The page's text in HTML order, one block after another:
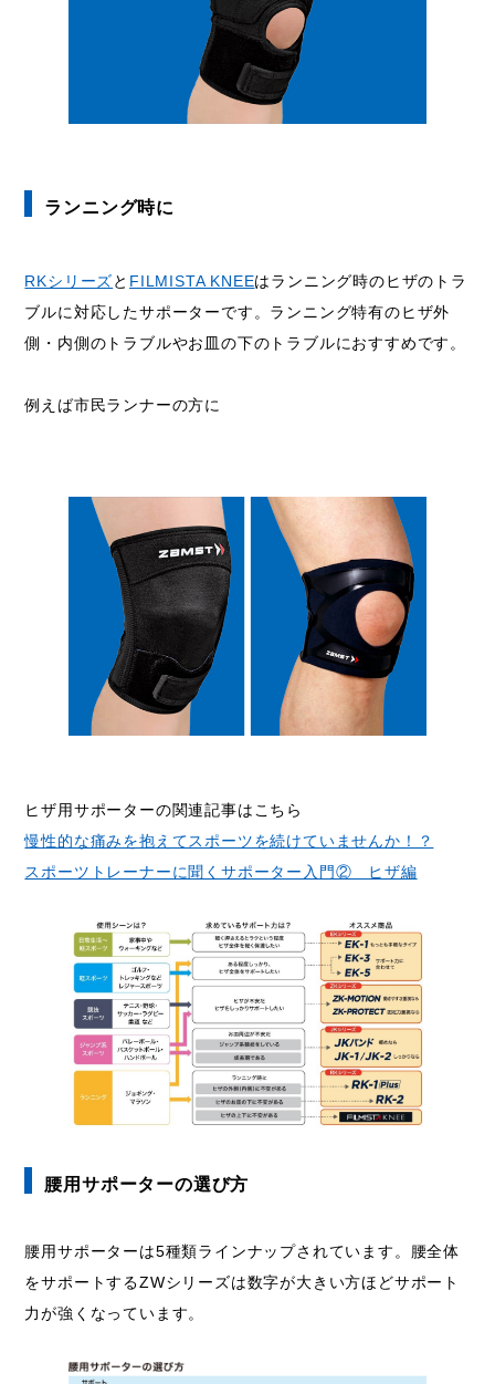
ランニング時に
RKシリーズと FILMISTA KNEEはランニング時のヒザのトラ
ブルに対応したサポーターです。ランニング特有のヒザ外
側・内側のトラブルやお皿の下のトラブルにおすすめです。
例えば市民ランナーの方に
ヒザ用サポーターの関連記事はこちら
慢性的な痛みを抱えてスポーツを続けていませんか！？
スポーツトレーナーに聞くサポーター入門② ヒザ編
腰用サポーターの選び方
腰用サポーターは5種類ラインナップされています。腰全体
をサポートするZWシリーズは数字が大きい方ほどサポート
力が強くなっています。